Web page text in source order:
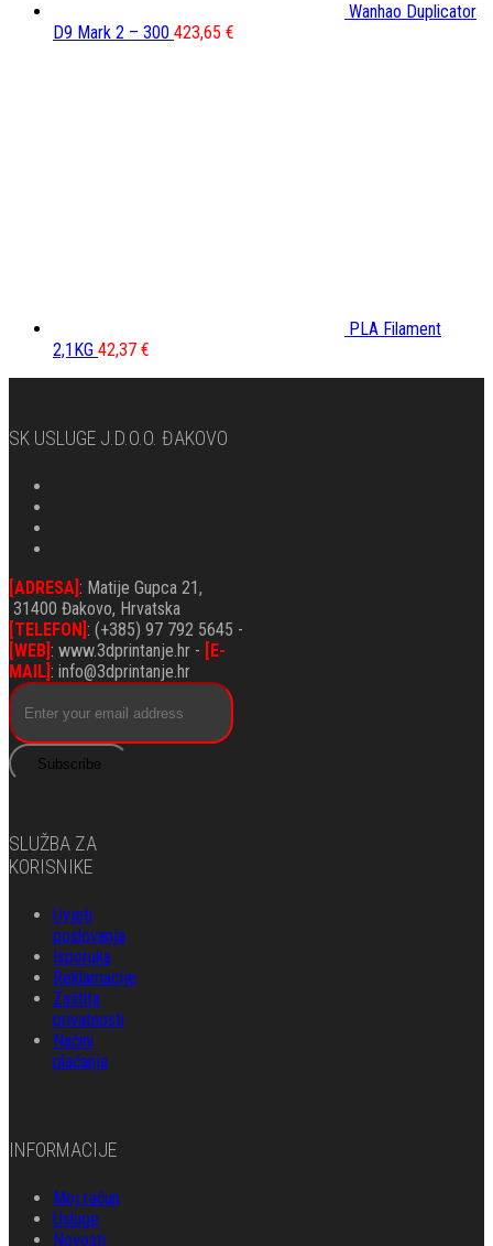
Wanhao Duplicator
D9 Mark 2 – 300 423,65 €
PLA Filament
2,1KG 42,37 €
SK USLUGE J.d.o.o. ĐAKOVO
[ADRESA] : Matije Gupca 21,
31400 Đakovo, Hrvatska
[TELEFON] : (+385) 97 792 5645 -
[WEB] : www.3dprintanje.hr -
[E-
MAIL] : info@3dprintanje.hr
Subscribe
SLUŽBA ZA
KORISNIKE
Uvjeti
poslovanja
Isporuka
Reklamacije
Zaštita
privatnosti
Načini
plaćanja
INFORMACIJE
Moj račun
Usluge
Novosti